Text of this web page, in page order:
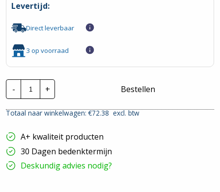
Levertijd:
Direct leverbaar
3 op voorraad
-
Schneider
Inst.
automaat
A9F79420
20A
3P+N
C-
Kar.
6Ka
hoeveelheid
+ Bestellen
Totaal naar winkelwagen: €72.38excl. btw
A+ kwaliteit producten
30 Dagen bedenktermijn
Deskundig advies nodig?